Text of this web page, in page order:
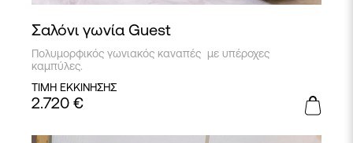
Σαλόνι γωνία Guest
Πολυμορφικός γωνιακός καναπές με υπέροχες
καμπύλες.
ΤΙΜΗ ΕΚΚΙΝΗΣΗΣ
2.720 €